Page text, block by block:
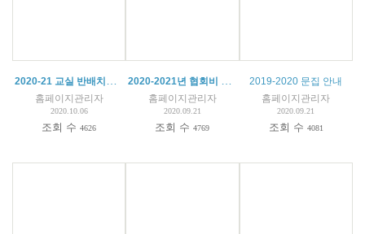
2020-21 교실 반배치도 (특활)
홈페이지관리자
2020.10.06
조회 수4626
2020-2021년 협회비 및 등록금 납부 안내 (2 )
홈페이지관리자
2020.09.21
조회 수4769
2019-2020 문집 안내
홈페이지관리자
2020.09.21
조회 수 4081